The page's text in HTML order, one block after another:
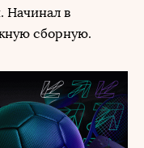
Начинал в
сборную.